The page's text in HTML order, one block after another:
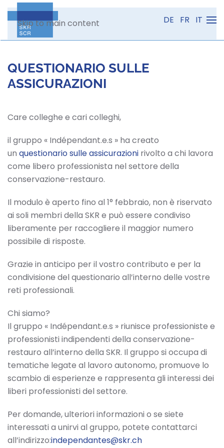
Skip to main content DE FR IT
QUESTIONARIO SULLE
ASSICURAZIONI
Care colleghe e cari colleghi,
il gruppo « Indépendant.e.s » ha creato
un questionario sulle assicurazioni rivolto a chi lavora
come libero professionista nel settore della
conservazione-restauro.
Il modulo è aperto fino al 1° febbraio, non è riservato
ai soli membri della SKR e può essere condiviso
liberamente per raccogliere il maggior numero
possibile di risposte.
Grazie in anticipo per il vostro contributo e per la
condivisione del questionario all’interno delle vostre
reti professionali.
Chi siamo?
Il gruppo « Indépendant.e.s » riunisce professioniste e
professionisti indipendenti della conservazione-
restauro all’interno della SKR. Il gruppo si occupa di
tematiche legate al lavoro autonomo, promuove lo
scambio di esperienze e rappresenta gli interessi dei
liberi professionisti del settore.
Per domande, ulteriori informazioni o se siete
interessati a unirvi al gruppo, potete contattarci
all’indirizzo:independantes@skr.ch